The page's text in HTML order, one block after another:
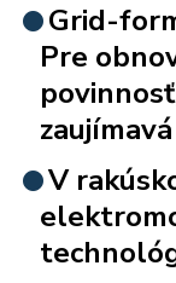
Grid-
Pre
V